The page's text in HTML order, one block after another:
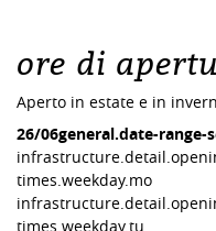
ore di
Aperto in estate e in
26/06general.date-range-
times.weekday.mo
times.weekday.tu